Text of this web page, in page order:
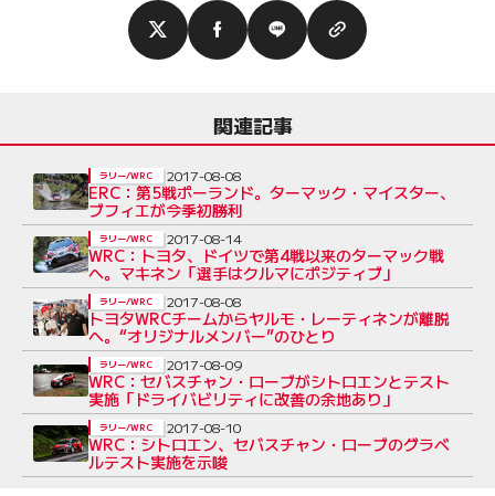
関連記事
ERC：第5戦ポーランド。ターマック・マイスター、
ブフィエが今季初勝利
ラリー/WRC 2017-08-08
WRC：トヨタ、ドイツで第4戦以来のターマック戦
へ。マキネン「選手はクルマにポジティブ」
ラリー/WRC 2017-08-14
トヨタWRCチームからヤルモ・レーティネンが離脱
へ。“オリジナルメンバー”のひとり
ラリー/WRC 2017-08-08
WRC：セバスチャン・ローブがシトロエンとテスト
実施「ドライバビリティに改善の余地あり」
ラリー/WRC 2017-08-09
WRC：シトロエン、セバスチャン・ローブのグラベ
ルテスト実施を示唆
ラリー/WRC 2017-08-10